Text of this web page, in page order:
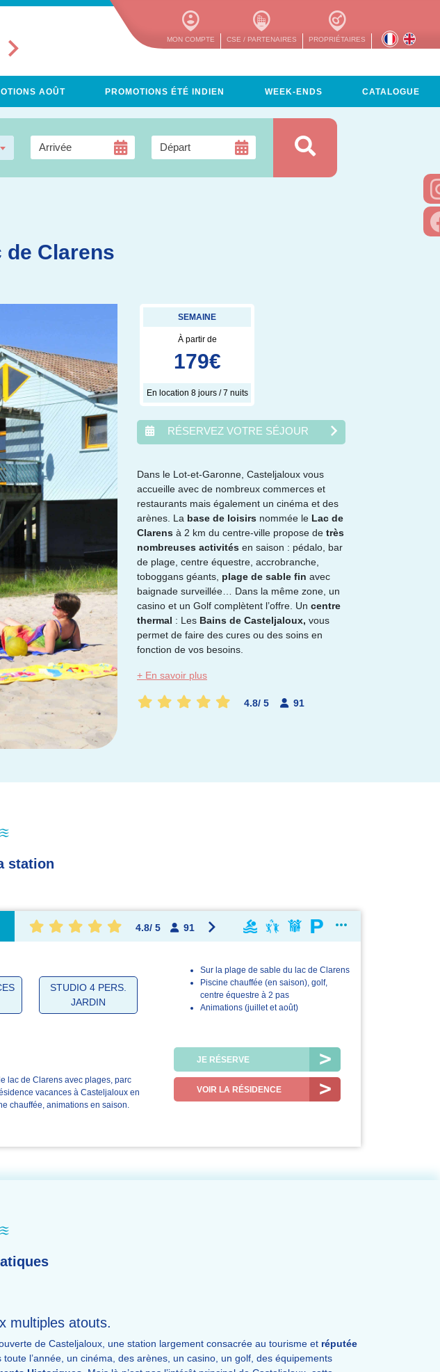
MON COMPTE CSE / PARTENAIRES PROPRIÉTAIRES
AOÛT PROMOTIONS ÉTÉ INDIEN WEEK-ENDS CATALOGUE
de Clarens
SEMAINE
À partir de
179€
En location 8 jours / 7 nuits
RÉSERVEZ VOTRE SÉJOUR
août
lun. mar. mer. jeu. ven. sam. dim.
1
2
3
4 5 6 7 8
9
10
11 12 13 14 15
16
17
18 19 20 21 22
23
24
25 26 27 28 29
30
31
Dans le Lot-et-Garonne, Casteljaloux vous
accueille avec de nombreux commerces et
restaurants mais également un cinéma et des
arènes. La base de loisirs nommée le Lac de
Clarens à 2 km du centre-ville propose de très
nombreuses activités en saison : pédalo, bar
de plage, centre équestre, accrobranche,
toboggans géants, plage de sable fin avec
baignade surveillée… Dans la même zone, un
casino et un Golf complètent l’offre. Un centre
thermal : Les Bains de Casteljaloux, vous
permet de faire des cures ou des soins en
fonction de vos besoins.
+ En savoir plus
4.8/ 5 91
station
4.8/ 5 91
4.9/5 4.8/5
La résidence
4.8/5
Votre séjour
4.7/5
la région
STUDIO 4 PERS.
JARDIN
lac de Clarens avec plages, parc
vacances à Casteljaloux en
chauffée, animations en saison.
Sur la plage de sable du lac de Clarens
Piscine chauffée (en saison), golf,
centre équestre à 2 pas
Animations (juillet et août)
JE RÉSERVE
VOIR LA RÉSIDENCE
multiples atouts.
de Casteljaloux, une station largement consacrée au tourisme et réputée
l’année, un cinéma, des arènes, un casino, un golf, des équipements